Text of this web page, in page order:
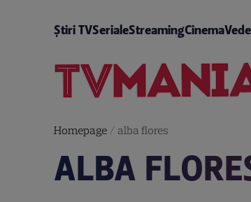
Știri TVSerialeStreamingCinema
Homepage/ alba flores
ALBA